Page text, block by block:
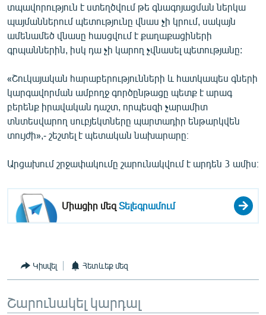
տպավորություն է ստեղծվում թե գնագոյացման ներկա
պայմաններում պետությունը վնաս չի կրում, սակայն
ամենամեծ վնասը հասցվում է քաղաքացիների
գրպաններին, իսկ դա չի կարող չվնասել պետությանը:
«Շուկայական հարաբերությունների և հատկապես գների
կարգավորման ամբողջ գործընթացը պետք է արագ
բերենք իրավական դաշտ, որպեսզի չարամիտ
տնտեսվարող սուբյեկտները պարտադիր ենթարկվեն
տույժի»,- շեշտել է պետական նախարարը։
Արցախում շրջափակումը շարունակվում է արդեն 3 ամիս։
Միացիր մեզՏելեգրամում
Կիսվել Հետևեք մեզ
Շարունակել կարդալ